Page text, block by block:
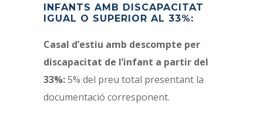
INFANTS AMB DISCAPACITAT
IGUAL O SUPERIOR AL 33%:
Casal d’estiu amb descompte per
discapacitat de l’infant a partir del
33%:5% del preu total presentant la
documentació corresponent.